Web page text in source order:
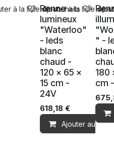
Ventes
Renne
lumineux
"Waterloo"
- leds
blanc
chaud -
120 x 65 x
15 cm -
24V
618,18 €
Ajouter au
à la liste de souhaits
" -
180
cm
Ajouter à la liste de